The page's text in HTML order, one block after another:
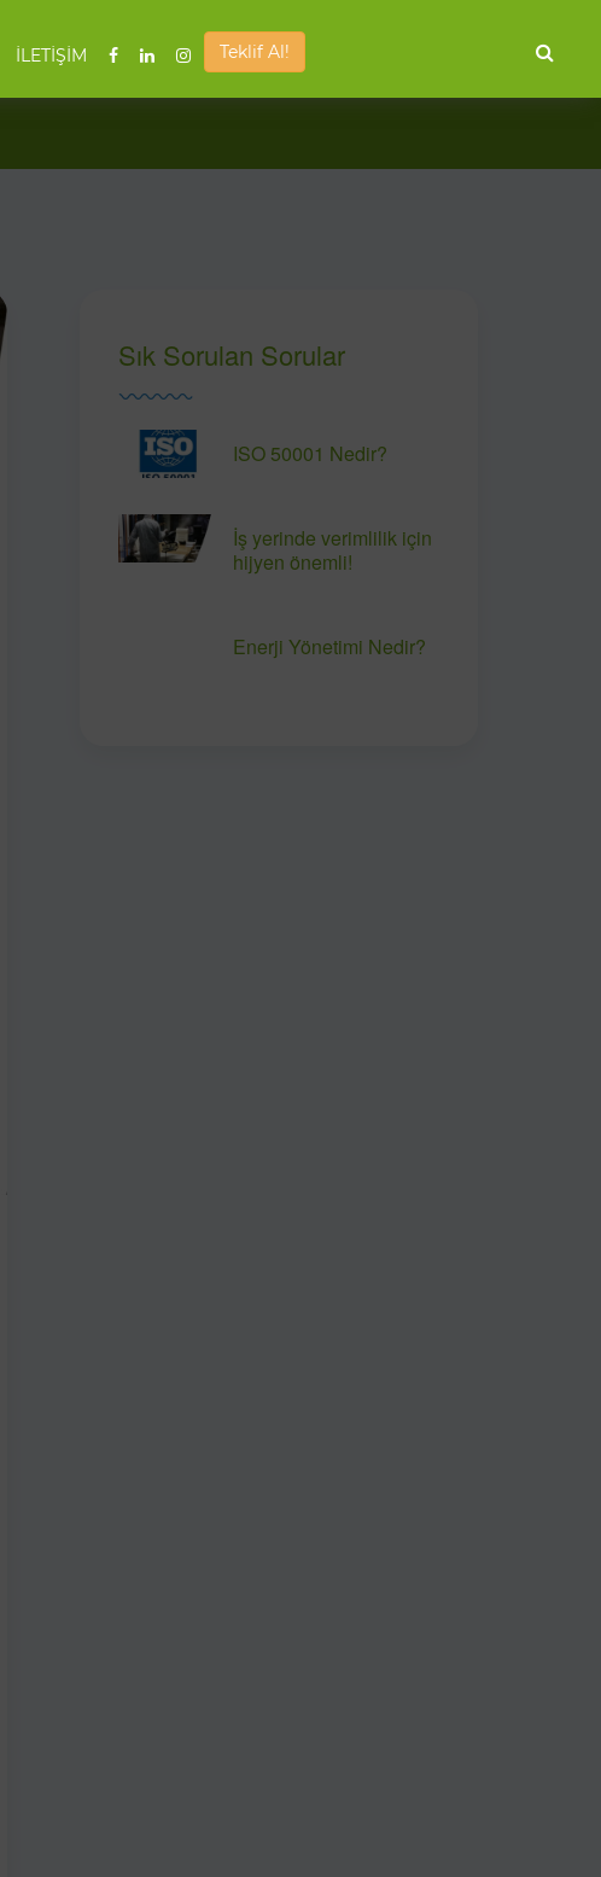
İLETİŞİM Teklif Al!
Sık Sorulan Sorular
ISO 50001 Nedir?
İş yerinde verimlilik için
hijyen önemli!
Enerji Yönetimi Nedir?